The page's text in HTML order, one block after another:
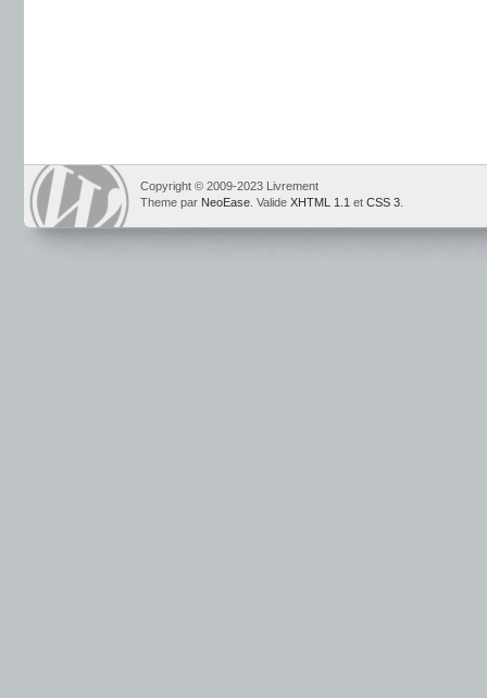
Copyright © 2009-2023 Livrement
Theme par NeoEase . Valide XHTML 1.1 et CSS 3